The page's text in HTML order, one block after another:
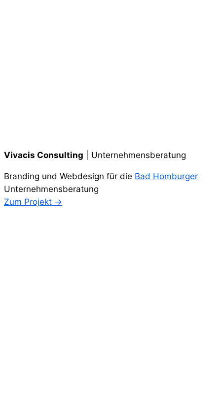
Vivacis Consulting | Unternehmensberatung
Branding und Webdesign für die Bad Homburger
Unternehmensberatung
Zum Projekt →